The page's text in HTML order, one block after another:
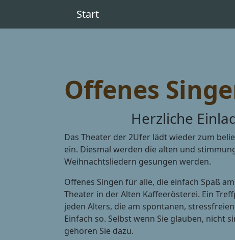
Start
Offenes
Herzliche
Das Theater der 2Ufer lädt wieder zum
ein. Diesmal werden die alten und
Weihnachtsliedern gesungen werden.
Offenes Singen für alle, die einfach Spaß
Theater in der Alten Kaffeerösterei. Ein
jeden Alters, die am spontanen,
Einfach so. Selbst wenn Sie glauben, nicht
gehören Sie dazu.